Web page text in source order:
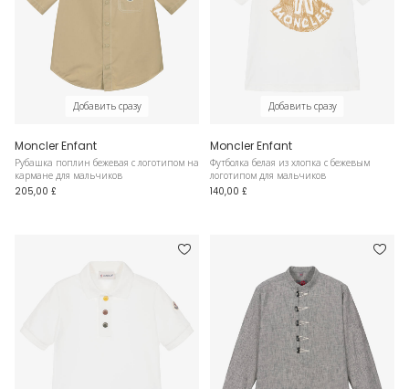
Добавить сразу
Moncler Enfant
Рубашка поплин бежевая с логотипом на
кармане для мальчиков
205,00 £
Добавить сразу
Moncler Enfant
Футболка белая из хлопка с бежевым
логотипом для мальчиков
140,00 £